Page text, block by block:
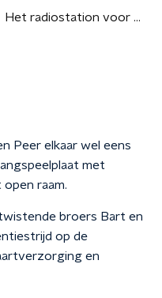
Het radiostation voor Bergeijk
Peer elkaar wel eens
met
raam.
broers Bart en
op de
en